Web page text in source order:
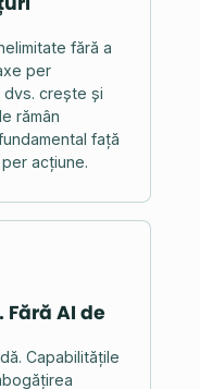
fără a
per
dvs. crește și
rămân
față
acțiune.
AI de
Capabilitățile